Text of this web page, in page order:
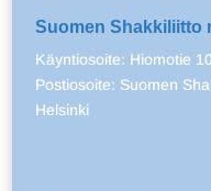
Suomen Shakkiliitto
Käyntiosoite: Hiomotie
Postiosoite: Suomen
Helsinki